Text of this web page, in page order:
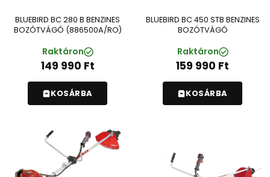
BLUEBIRD BC 280 B BENZINES
BOZÓTVÁGÓ (886500A/RO)
Raktáron
149 990 Ft
KOSÁRBA
BLUEBIRD BC 450 STB BENZINES
BOZÓTVÁGÓ
Raktáron
159 990 Ft
KOSÁRBA